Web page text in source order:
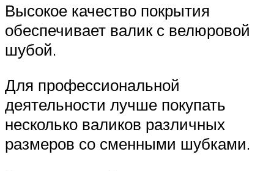
Высокое качество покрытия
обеспечивает валик с велюровой
шубой.
Для профессиональной
деятельности лучше покупать
несколько валиков различных
размеров со сменными шубками.